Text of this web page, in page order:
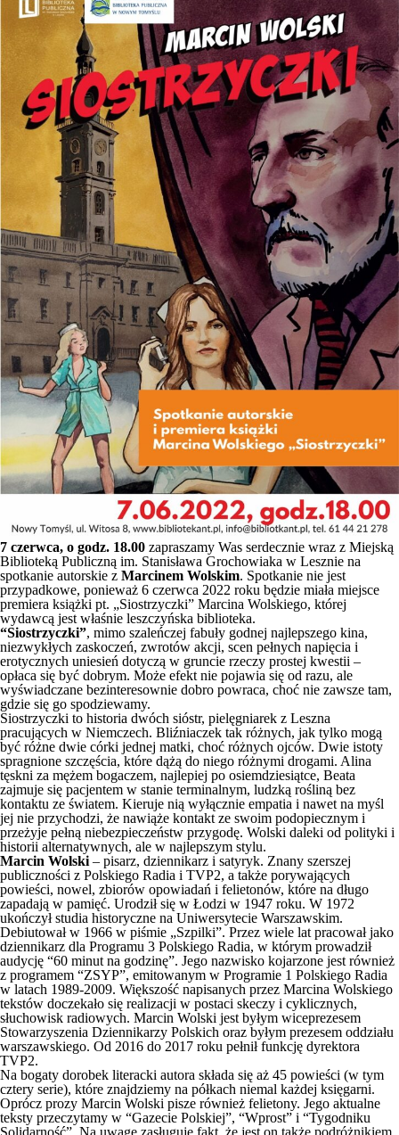
7 czerwca, o godz. 18.00 zapraszamy Was serdecznie wraz z Miejską
Biblioteką Publiczną im. Stanisława Grochowiaka w Lesznie na
spotkanie autorskie z Marcinem Wolskim. Spotkanie nie jest
przypadkowe, ponieważ 6 czerwca 2022 roku będzie miała miejsce
premiera książki pt. „Siostrzyczki” Marcina Wolskiego, której
wydawcą jest właśnie leszczyńska biblioteka.
“Siostrzyczki”, mimo szaleńczej fabuły godnej najlepszego kina,
niezwykłych zaskoczeń, zwrotów akcji, scen pełnych napięcia i
erotycznych uniesień dotyczą w gruncie rzeczy prostej kwestii –
opłaca się być dobrym. Może efekt nie pojawia się od razu, ale
wyświadczane bezinteresownie dobro powraca, choć nie zawsze tam,
gdzie się go spodziewamy.
Siostrzyczki to historia dwóch sióstr, pielęgniarek z Leszna
pracujących w Niemczech. Bliźniaczek tak różnych, jak tylko mogą
być różne dwie córki jednej matki, choć różnych ojców. Dwie istoty
spragnione szczęścia, które dążą do niego różnymi drogami. Alina
tęskni za mężem bogaczem, najlepiej po osiemdziesiątce, Beata
zajmuje się pacjentem w stanie terminalnym, ludzką rośliną bez
kontaktu ze światem. Kieruje nią wyłącznie empatia i nawet na myśl
jej nie przychodzi, że nawiąże kontakt ze swoim podopiecznym i
przeżyje pełną niebezpieczeństw przygodę. Wolski daleki od polityki i
historii alternatywnych, ale w najlepszym stylu.
Marcin Wolski – pisarz, dziennikarz i satyryk. Znany szerszej
publiczności z Polskiego Radia i TVP2, a także porywających
powieści, nowel, zbiorów opowiadań i felietonów, które na długo
zapadają w pamięć. Urodził się w Łodzi w 1947 roku. W 1972
ukończył studia historyczne na Uniwersytecie Warszawskim.
Debiutował w 1966 w piśmie „Szpilki”. Przez wiele lat pracował jako
dziennikarz dla Programu 3 Polskiego Radia, w którym prowadził
audycję “60 minut na godzinę”. Jego nazwisko kojarzone jest również
z programem “ZSYP”, emitowanym w Programie 1 Polskiego Radia
w latach 1989-2009. Większość napisanych przez Marcina Wolskiego
tekstów doczekało się realizacji w postaci skeczy i cyklicznych,
słuchowisk radiowych. Marcin Wolski jest byłym wiceprezesem
Stowarzyszenia Dziennikarzy Polskich oraz byłym prezesem oddziału
warszawskiego. Od 2016 do 2017 roku pełnił funkcję dyrektora
TVP2.
Na bogaty dorobek literacki autora składa się aż 45 powieści (w tym
cztery serie), które znajdziemy na półkach niemal każdej księgarni.
Oprócz prozy Marcin Wolski pisze również felietony. Jego aktualne
teksty przeczytamy w “Gazecie Polskiej”, “Wprost” i “Tygodniku
Solidarność”. Na uwagę zasługuje fakt, że jest on także podróżnikiem.